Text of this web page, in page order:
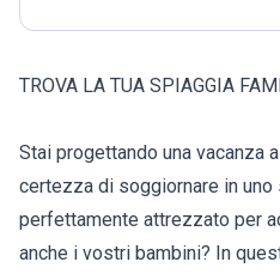
TROVA LA TUA SPIAGGIA
Stai progettando una vacanza
certezza di soggiornare in
perfettamente attrezzato per
anche i vostri bambini? In